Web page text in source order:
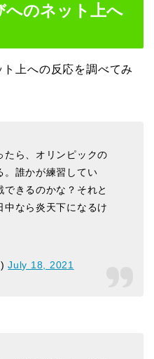
へのネット上へ
上への反応を調べてみ
たら、オリンピックの
。誰かが練習してい
きるのかな？それと
中なら炎天下になるけ
July 18, 2021